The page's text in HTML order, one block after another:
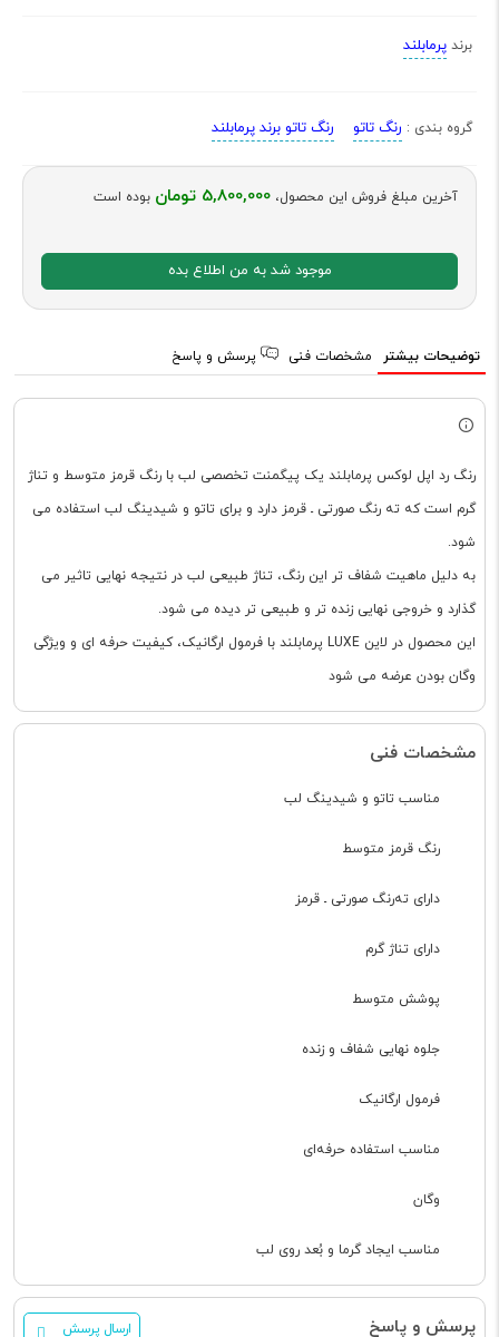
برند پرمابلند
گروه بندی : رنگ تاتو رنگ تاتو برند پرمابلند
آخرین مبلغ فروش این محصول، 5,800,000 تومان بوده است
موجود شد به من اطلاع بده
توضیحات بیشتر مشخصات فنی پرسش و پاسخ
رنگ رد اپل لوکس پرمابلند یک پیگمنت تخصصی لب با رنگ قرمز متوسط و تناژ
گرم است که ته رنگ صورتی ـ قرمز دارد و برای تاتو و شیدینگ لب استفاده می
شود.
به دلیل ماهیت شفاف تر این رنگ، تناژ طبیعی لب در نتیجه نهایی تاثیر می
گذارد و خروجی نهایی زنده تر و طبیعی تر دیده می شود.
این محصول در لاین LUXE پرمابلند با فرمول ارگانیک، کیفیت حرفه ای و ویژگی
وگان بودن عرضه می شود
مشخصات فنی
مناسب تاتو و شیدینگ لب
رنگ قرمز متوسط
دارای ته‌رنگ صورتی ـ قرمز
دارای تناژ گرم
پوشش متوسط
جلوه نهایی شفاف و زنده
فرمول ارگانیک
مناسب استفاده حرفه‌ای
وگان
مناسب ایجاد گرما و بُعد روی لب
پرسش و پاسخ ارسال پرسش